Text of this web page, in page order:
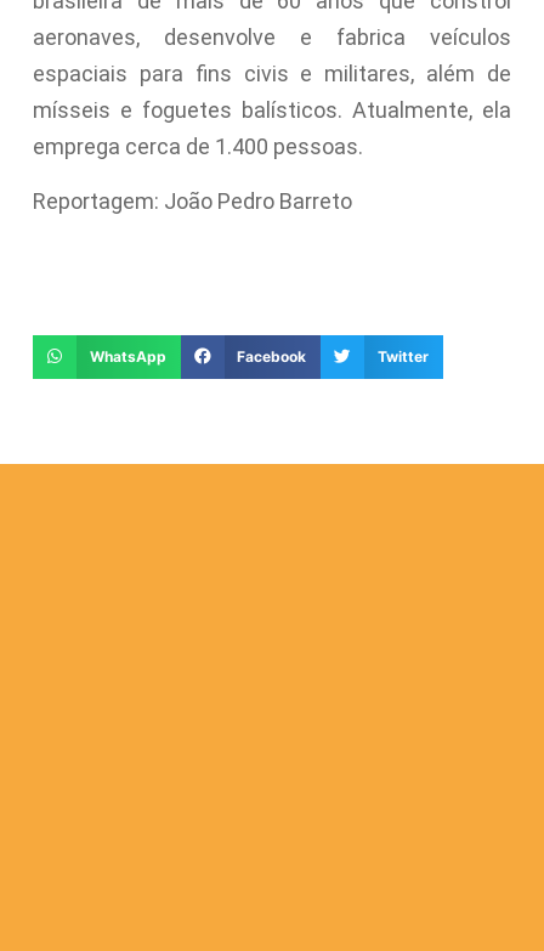
aeronaves, desenvolve e fabrica veículos
espaciais para fins civis e militares, além de
mísseis e foguetes balísticos. Atualmente, ela
emprega cerca de 1.400 pessoas.
Reportagem: João Pedro Barreto
WhatsApp Facebook Twitter